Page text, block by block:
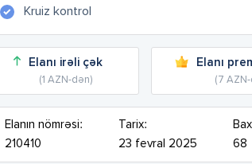
Kruiz kontrol
Elanı irəli çək
(1 AZN-dən)
Elanı
(7
Elanın nömrəsi:
210410
Tarix:
23 fevral 2025
68